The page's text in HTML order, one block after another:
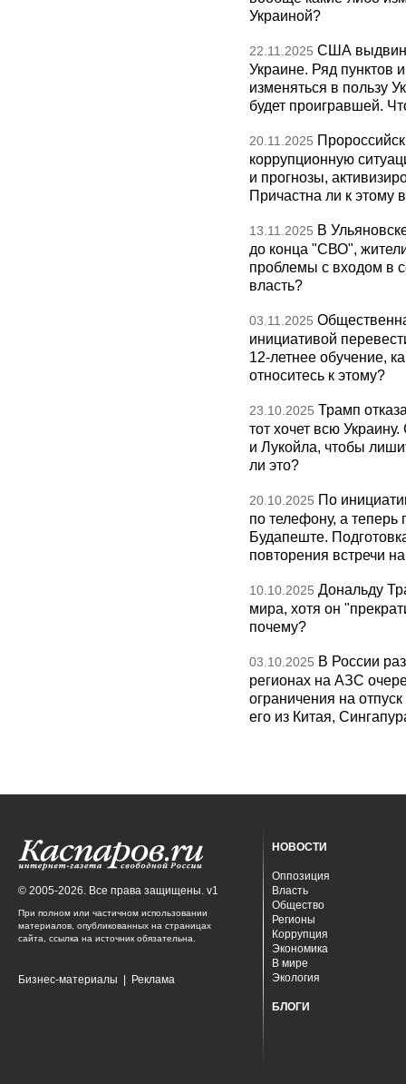
Украиной?
22.11.2025 США
Украине. Ряд пунктов
изменяться в пользу
будет проигравшей.
20.11.2025
коррупционную
и прогнозы,
Причастна ли к этому
13.11.2025 В
до конца "СВО",
проблемы с входом в
власть?
03.11.2025
инициативой
12-летнее обучение,
относитесь к этому?
23.10.2025 Трамп
тот хочет всю
и Лукойла, чтобы
ли это?
20.10.2025 По
по телефону, а теперь
Будапеште.
повторения встречи
10.10.2025 Дональду
мира, хотя он
почему?
03.10.2025 В России
регионах на АЗС
ограничения на
его из Китая,
© 2005-2026. Все права защищены. v1
При полном или частичном использовании
материалов, опубликованных на страницах
сайта, ссылка на источник обязательна.
Бизнес-материалы Реклама
НОВОСТИ
Оппозиция
Власть
Общество
Регионы
Коррупция
Экономика
В мире
Экология
БЛОГИ